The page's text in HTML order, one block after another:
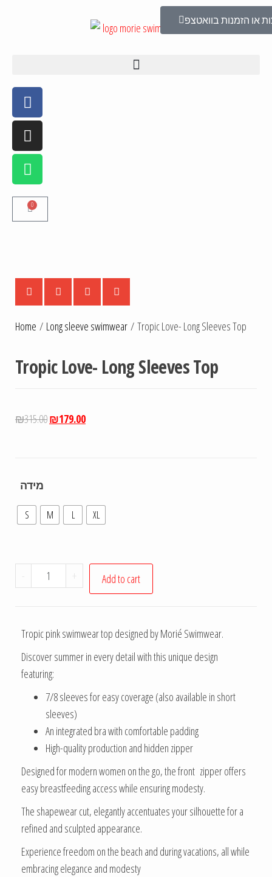
או הזמנות בוואטצפ
0
Home / Long sleeve swimwear / Tropic Love- Long Sleeves Top
Tropic Love- Long Sleeves Top
₪315.00₪179.00
מידה
S M L XL
+ Add to cart
Tropic pink swimwear top designed by Morié Swimwear.
Discover summer in every detail with this unique design
featuring:
7/8 sleeves for easy coverage (also available in short
sleeves)
An integrated bra with comfortable padding
High-quality production and hidden zipper
Designed for modern women on the go, the front zipper offers
easy breastfeeding access while ensuring modesty.
The shapewear cut, elegantly accentuates your silhouette for a
refined and sculpted appearance.
Experience freedom on the beach and during vacations, all while
embracing elegance and modesty